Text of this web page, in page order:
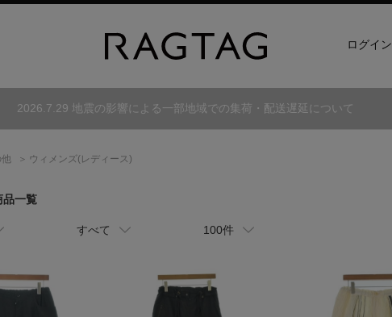
ログイン
2026.7.29 地震の影響による一部地域での集荷・配送遅延について
他 ウィメンズ(レディース)
品一覧
すべて 100件